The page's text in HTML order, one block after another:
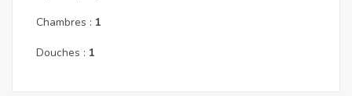
Chambres : 1
Douches : 1